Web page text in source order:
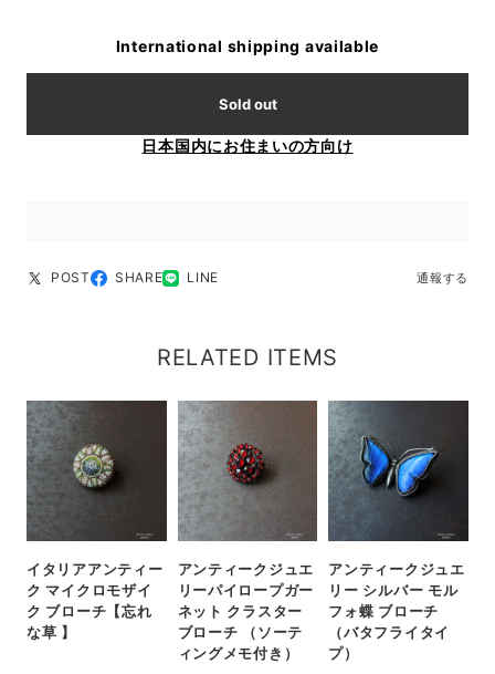
International shipping available
Sold out
日本国内にお住まいの方向け
POST SHARE LINE 通報する
RELATED ITEMS
イタリアアンティー
ク マイクロモザイ
ク ブローチ【忘れ
な草 】
アンティークジュエ
リーパイロープガー
ネット クラスター
ブローチ （ソーテ
ィングメモ付き）
アンティークジュエ
リー シルバー モル
フォ蝶 ブローチ
（バタフライタイ
プ）